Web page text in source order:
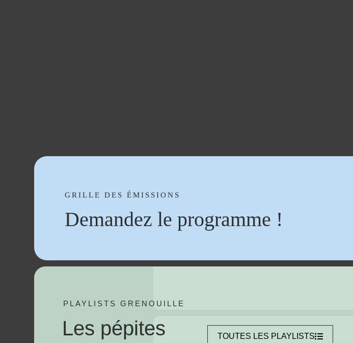
GRILLE DES ÉMISSIONS
Demandez le programme !
PLAYLISTS GRENOUILLE
Les pépites
TOUTES LES PLAYLISTS